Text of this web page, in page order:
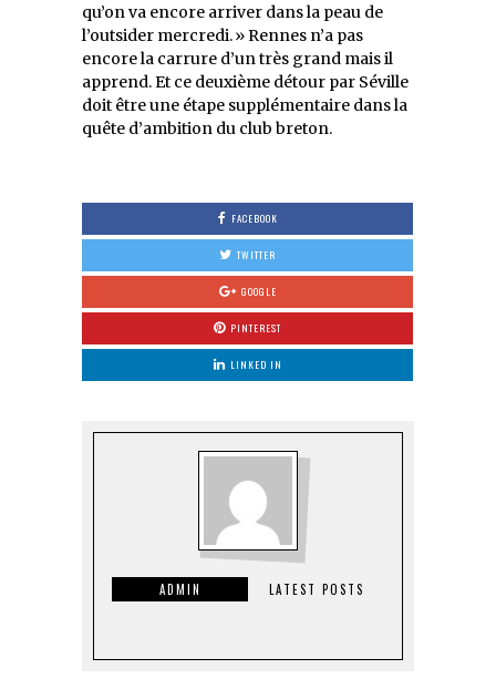
qu’on va encore arriver dans la peau de
l’outsider mercredi. » Rennes n’a pas
encore la carrure d’un très grand mais il
apprend. Et ce deuxième détour par Séville
doit être une étape supplémentaire dans la
quête d’ambition du club breton.
FACEBOOK
TWITTER
GOOGLE
PINTEREST
LINKED IN
ADMIN LATEST POSTS